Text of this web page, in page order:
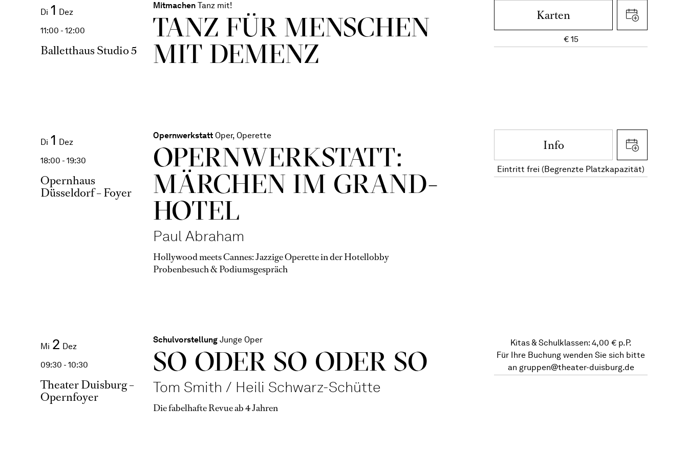
Di 1 Dez
11:00 - 12:00
Balletthaus Studio 5
Mitmachen Tanz mit!
TANZ FÜR MENSCHEN
MIT DEMENZ
Karten
€ 15
Di 1 Dez
18:00 - 19:30
Opernhaus
Düsseldorf – Foyer
Opernwerkstatt Oper, Operette
OPERN­WERKSTATT:
MÄRCHEN IM GRAND-
HOTEL
Paul Abraham
Hollywood meets Cannes: Jazzige Operette in der Hotellobby
Probenbesuch & Podiumsgespräch
Info
Eintritt frei (Begrenzte Platzkapazität)
Mi 2 Dez
09:30 - 10:30
Theater Duisburg –
Opernfoyer
Schulvorstellung Junge Oper
SO ODER SO ODER SO
Tom Smith / Heili Schwarz-Schütte
Die fabelhafte Revue ab 4 Jahren
Kitas & Schulklassen: 4,00 € p.P.
Für Ihre Buchung wenden Sie sich bitte
an gruppen@theater-duisburg.de